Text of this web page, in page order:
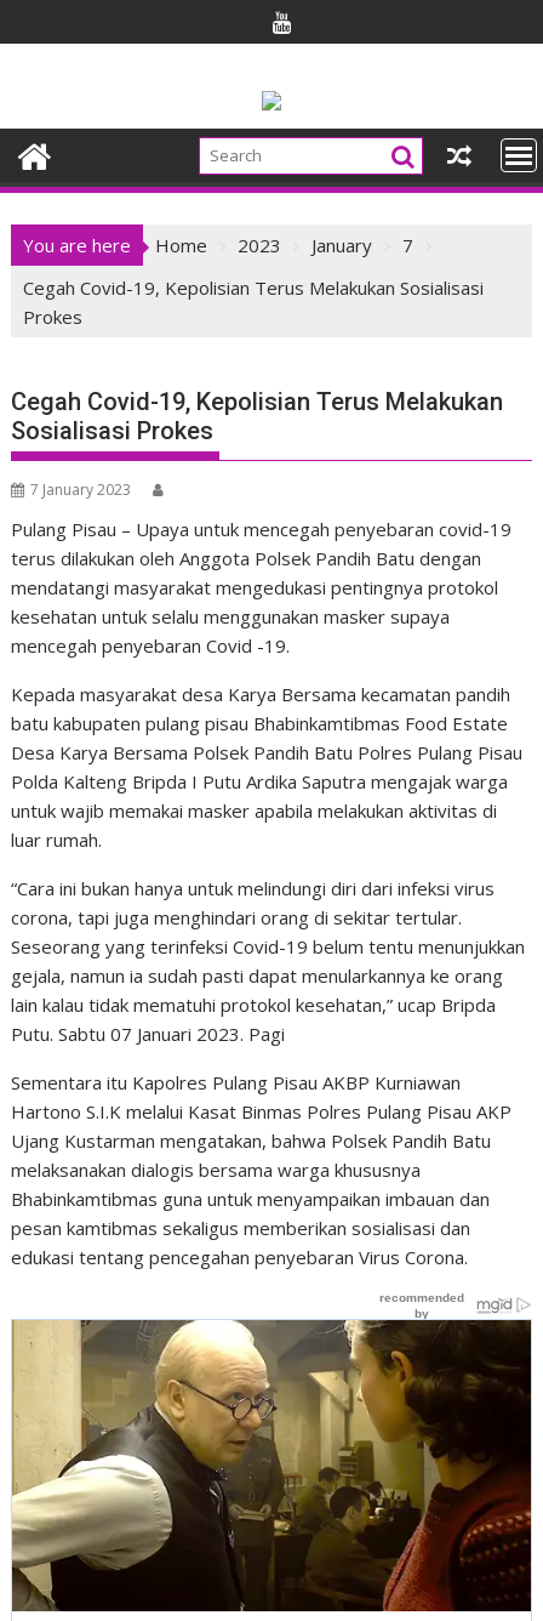
to
You are here Home 2023 January
7
Cegah Covid-19, Kepolisian Terus Melakukan Sosialisasi
Prokes
Cegah Covid-19, Kepolisian Terus Melakukan
Sosialisasi Prokes
7 January 2023
Pulang Pisau – Upaya untuk mencegah penyebaran covid-19
terus dilakukan oleh Anggota Polsek Pandih Batu dengan
mendatangi masyarakat mengedukasi pentingnya protokol
kesehatan untuk selalu menggunakan masker supaya
mencegah penyebaran Covid -19.
Kepada masyarakat desa Karya Bersama kecamatan pandih
batu kabupaten pulang pisau Bhabinkamtibmas Food Estate
Desa Karya Bersama Polsek Pandih Batu Polres Pulang Pisau
Polda Kalteng Bripda I Putu Ardika Saputra mengajak warga
untuk wajib memakai masker apabila melakukan aktivitas di
luar rumah.
“Cara ini bukan hanya untuk melindungi diri dari infeksi virus
corona, tapi juga menghindari orang di sekitar tertular.
Seseorang yang terinfeksi Covid-19 belum tentu menunjukkan
gejala, namun ia sudah pasti dapat menularkannya ke orang
lain kalau tidak mematuhi protokol kesehatan,” ucap Bripda
Putu. Sabtu 07 Januari 2023. Pagi
Sementara itu Kapolres Pulang Pisau AKBP Kurniawan
Hartono S.I.K melalui Kasat Binmas Polres Pulang Pisau AKP
Ujang Kustarman mengatakan, bahwa Polsek Pandih Batu
melaksanakan dialogis bersama warga khususnya
Bhabinkamtibmas guna untuk menyampaikan imbauan dan
pesan kamtibmas sekaligus memberikan sosialisasi dan
edukasi tentang pencegahan penyebaran Virus Corona.